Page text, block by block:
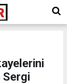
Sergi